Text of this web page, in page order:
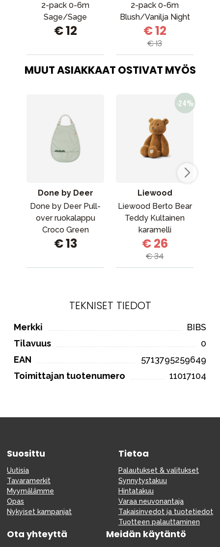
2-pack 0-6m
Sage/Sage
€ 12
2-pack 0-6m
Blush/Vanilja Night
€ 12
€ 13
MUUT ASIAKKAAT OSTIVAT MYÖS
Done by Deer
Done by Deer Pull-
over ruokalappu
Croco Green
€ 13
Liewood
Liewood Berto Bear
Teddy Kultainen
karamelli
€ 26
€ 34
TEKNISET TIEDOT
Merkki
BIBS
Tilavuus
0
EAN
5713795259649
Toimittajan tuotenumero
11017104
Suosittu
Uutisia
Tavaramerkit
Myymälämme
Opas
Nykyiset kampanjat
Tietoa
Palautukset & valitukset
Synnytystakuu
Hintatakuu
Varaa neuvonantaja
Takaisinvedot ja tuotetiedot
Tuotteen palauttaminen
Ota yhteyttä Meidän käytäntö